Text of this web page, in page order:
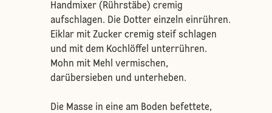
Handmixer (Rührstäbe) cremig
aufschlagen. Die Dotter einzeln einrühren.
Eiklar mit Zucker cremig steif schlagen
und mit dem Kochlöffel unterrühren.
Mohn mit Mehl vermischen,
darübersieben und unterheben.
Die Masse in eine am Boden befettete,